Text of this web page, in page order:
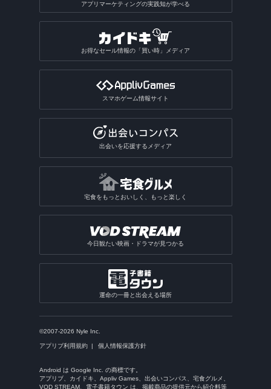
アプリマーケティングの実践知が学べる
お得なセール情報の「買い時」メディア
スマホゲーム情報サイト
出会いを応援するメディア
宅食をもっとおいしく、もっと楽しく
今日観たい映画・ドラマが見つかる
運命の一冊と出会える場所
©2007-2026 Nyle Inc.
アプリブ利用規約 個人情報保護方針
Android は Google Inc. の商標です。
アプリブ、カイドキ、Appliv Games、出会いコンパス、宅食グルメ、
VOD STREAM、電子書籍タウン は、掲載商品の提供元から紹介料等